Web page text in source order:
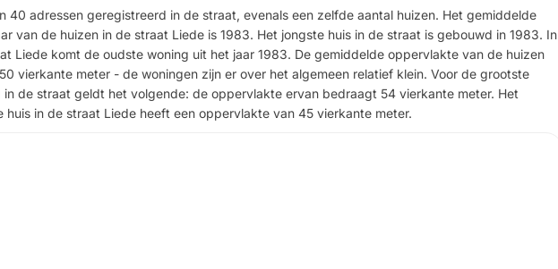
40 adressen geregistreerd in de straat, evenals een zelfde aantal huizen. Het gemiddelde
van de huizen in de straat Liede is 1983. Het jongste huis in de straat is gebouwd in 1983. In
Liede komt de oudste woning uit het jaar 1983. De gemiddelde oppervlakte van de huizen
vierkante meter - de woningen zijn er over het algemeen relatief klein. Voor de grootste
in de straat geldt het volgende: de oppervlakte ervan bedraagt 54 vierkante meter. Het
huis in de straat Liede heeft een oppervlakte van 45 vierkante meter.